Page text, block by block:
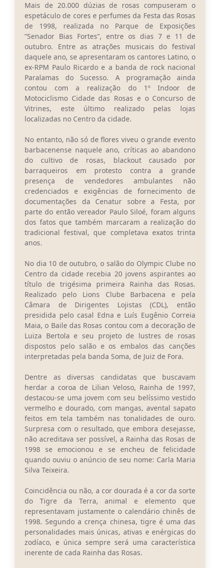
Cultura
PNAB 2026 - Ciclo 2
Revistas
Intranet
Plano Diretor e Mobilidade Urbana
3º Jornada Empreendedora BQ
Festival Gastronômico
Emprega Barbacena
Plano Municipal de Saneamento Básico
Regularização de bairros
Carta de Serviços
Arquivos para Download
Transparência
Mais de 20.000 dúzias de rosas compuseram o
espetáculo de cores e perfumes da Festa das Rosas
de 1998, realizada no Parque de Exposições
“Senador Bias Fortes”, entre os dias 7 e 11 de
outubro. Entre as atrações musicais do festival
daquele ano, se apresentaram os cantores Latino, o
ex-RPM Paulo Ricardo e a banda de rock nacional
Paralamas do Sucesso. A programação ainda
contou com a realização do 1º Indoor de
Motociclismo Cidade das Rosas e o Concurso de
Vitrines, este último realizado pelas lojas
localizadas no Centro da cidade.
No entanto, não só de flores viveu o grande evento
barbacenense naquele ano, críticas ao abandono
do cultivo de rosas, blackout causado por
barraqueiros em protesto contra a grande
presença de vendedores ambulantes não
credenciados e exigências de fornecimento de
documentações da Cenatur sobre a Festa, por
parte do então vereador Paulo Siloé, foram alguns
dos fatos que também marcaram a realização do
tradicional festival, que completava exatos trinta
anos.
No dia 10 de outubro, o salão do Olympic Clube no
Centro da cidade recebia 20 jovens aspirantes ao
título de trigésima primeira Rainha das Rosas.
Realizado pelo Lions Clube Barbacena e pela
Câmara de Dirigentes Lojistas (CDL), então
presidida pelo casal Edna e Luís Eugênio Correia
Maia, o Baile das Rosas contou com a decoração de
Luiza Bertola e seu projeto de lustres de rosas
dispostos pelo salão e os embalos das canções
interpretadas pela banda Soma, de Juiz de Fora.
Dentre as diversas candidatas que buscavam
herdar a coroa de Lilian Veloso, Rainha de 1997,
destacou-se uma jovem com seu belíssimo vestido
vermelho e dourado, com mangas, avental sapato
feitos em tela também nas tonalidades de ouro.
Surpresa com o resultado, que embora desejasse,
não acreditava ser possível, a Rainha das Rosas de
1998 se emocionou e se encheu de felicidade
quando ouviu o anúncio de seu nome: Carla Maria
Silva Teixeira.
Coincidência ou não, a cor dourada é a cor da sorte
do Tigre da Terra, animal e elemento que
representavam justamente o calendário chinês de
1998. Segundo a crença chinesa, tigre é uma das
personalidades mais únicas, ativas e enérgicas do
zodíaco, e única sempre será uma característica
inerente de cada Rainha das Rosas.